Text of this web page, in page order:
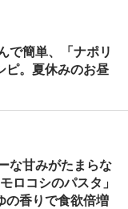
で簡単、「ナポリ
ピ。夏休みのお昼
な甘みがたまらな
ロコシのパスタ」
の香りで食欲倍増